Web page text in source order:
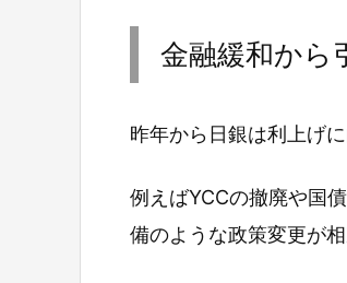
金融緩和から
昨年から日銀は利上げ
例えばYCCの撤廃や国
備のような政策変更が相